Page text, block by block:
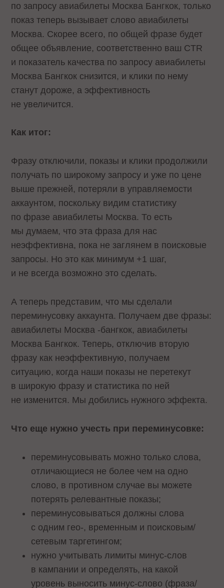
по запросу авиабилеты Москва Бангкок, только
показ теперь вызывает слово авиабилеты
Москва. Скорее всего, по общей фразе будет
общее объявление, соответственно ваш CTR
и показатель качества по запросу авиабилеты
Москва Бангкок снизится, и клики по нему
станут дороже, а эффективность
не увеличится.
Как итог:
Фразу отключили, показы и клики продолжили
получать по широкому запросу и уже по цене
выше прежней, потеряли в управляемости
аккаунтом, поскольку видим статистику
по фразе авиабилеты Москва. То есть
мы думаем, что эта фраза для нас
неэффективна, пока не заглянем в поисковые
запросы. Но это как минимум +1 шаг,
и не всегда возможно это сделать.
А теперь представим, что мы сделали
переминусовку аккаунта. Получаем две фразы:
авиабилеты Москва -бангкок, авиабилеты
Москва Бангкок. Теперь, отключив вторую
фразу как неэффективную, получаем
ситуацию, когда наши показы не перетекут
в широкую фразу и статистика по ней
не изменится. Мы добились нужного эффекта.
Что еще нужно учесть при переминусовке:
переминусовывать можно только слова,
отличающиеся не более чем на одно
слово, в противном случае вы можете
потерять релевантные показы;
переминусовываться должны слова
с одним гео-, временным и поисковым/
сетевым таргетингом;
нужно учитывать лимиты минус-слов
в кампании и определять, на какой
уровень выносить минус-слово (фраза/